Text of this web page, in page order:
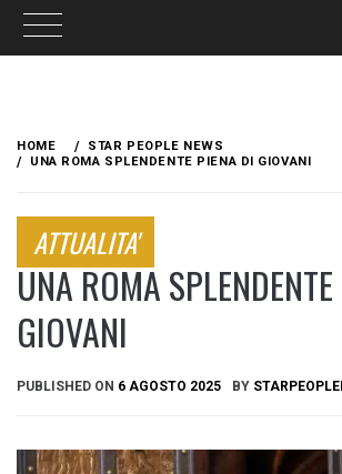
content
HOME
STAR PEOPLE NEWS
UNA ROMA SPLENDENTE PIENA DI GIOVANI
ATTUALITA'
UNA ROMA
GIOVANI
PUBLISHED ON 6 AGOSTO 2025 BY